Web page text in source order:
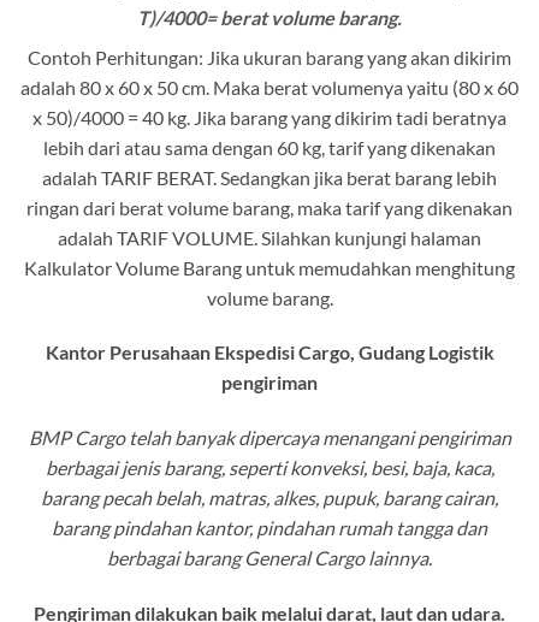
T)/4000= berat volume barang.
Contoh Perhitungan: Jika ukuran barang yang akan dikirim
adalah 80 x 60 x 50 cm. Maka berat volumenya yaitu (80 x 60
x 50)/4000 = 40 kg. Jika barang yang dikirim tadi beratnya
lebih dari atau sama dengan 60 kg, tarif yang dikenakan
adalah TARIF BERAT. Sedangkan jika berat barang lebih
ringan dari berat volume barang, maka tarif yang dikenakan
adalah TARIF VOLUME. Silahkan kunjungi halaman
Kalkulator Volume Barang untuk memudahkan menghitung
volume barang.
Kantor Perusahaan Ekspedisi Cargo, Gudang Logistik
pengiriman
BMP Cargo telah banyak dipercaya menangani pengiriman
berbagai jenis barang, seperti konveksi, besi, baja, kaca,
barang pecah belah, matras, alkes, pupuk, barang cairan,
barang pindahan kantor, pindahan rumah tangga dan
berbagai barang General Cargo lainnya.
Pengiriman dilakukan baik melalui darat, laut dan udara.